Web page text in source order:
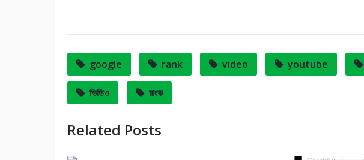
google rank video youtube
ভিডিও রাংক
Related Posts